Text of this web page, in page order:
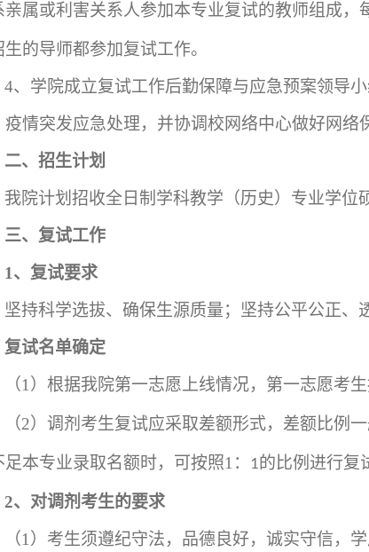
亲属或利害关系人参加本专业复试的教师组成，
生的导师都参加复试工作。
4、学院成立复试工作后勤保障与应急预案领导
疫情突发应急处理，并协调校网络中心做好网络
二、招生计划
我院计划招收全日制学科教学（历史）专业学位
三、复试工作
1、复试要求
坚持科学选拔、确保生源质量；坚持公平公正、
复试名单确定
（1 ）根据我院第一志愿上线情况，第一志愿考
（2）调剂考生复试应采取差额形式，差额比例
足本专业录取名额时，可按照1 ： 1的比例进行复
2、对调剂考生的要求
（1 ）考生须遵纪守法，品德良好，诚实守信，学